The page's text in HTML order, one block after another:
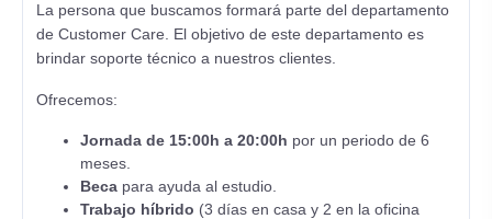
La persona que buscamos formará parte del departamento
de Customer Care. El objetivo de este departamento es
brindar soporte técnico a nuestros clientes.
Ofrecemos:
Jornada de 15:00h a 20:00h por un periodo de 6
meses.
Beca para ayuda al estudio.
Trabajo híbrido (3 días en casa y 2 en la oficina